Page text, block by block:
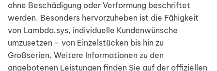
ohne Beschädigung oder Verformung beschriftet
werden. Besonders hervorzuheben ist die Fähigkeit
von Lambda.sys, individuelle Kundenwünsche
umzusetzen – von Einzelstücken bis hin zu
Großserien. Weitere Informationen zu den
angebotenen Leistungen finden Sie auf der offiziellen